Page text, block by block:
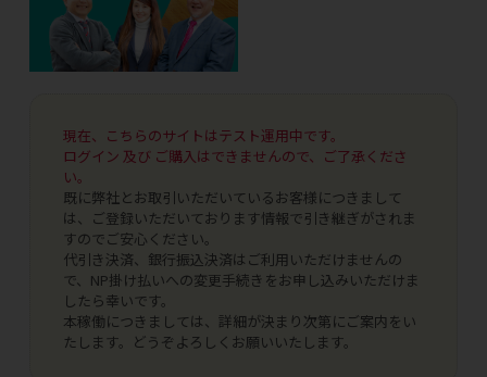
現在、こちらのサイトはテスト運用中です。
ログイン 及び ご購入はできませんので、ご了承くださ
い。
既に弊社とお取引いただいているお客様につきまして
は、ご登録いただいております情報で引き継ぎがされま
すのでご安心ください。
代引き決済、銀行振込決済はご利用いただけませんの
で、NP掛け払いへの変更手続きをお申し込みいただけま
したら幸いです。
本稼働につきましては、詳細が決まり次第にご案内をい
たします。どうぞよろしくお願いいたします。